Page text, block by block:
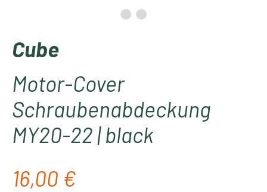
Cube
Motor-Cover
Schraubenabdeckung
MY20-22 | black
Regulärer Preis:
16,00 €